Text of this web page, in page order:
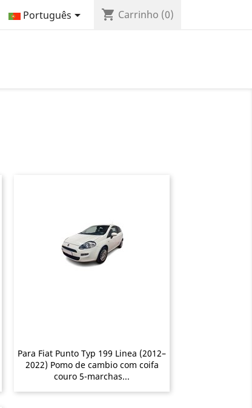
Português shopping_cart Carrinho (0)
Para Fiat Punto Typ 199 Linea (2012–
2022) Pomo de cambio com coifa
couro 5-marchas...